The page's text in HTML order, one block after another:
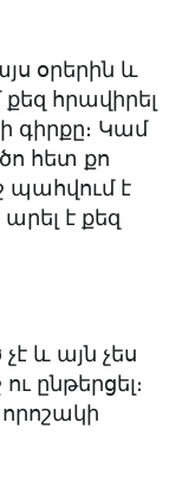
օրերին և
հրավիրել
գիրքը։ Կամ
հետ քո
պահվում է
է քեզ
և այն չես
ընթերցել։